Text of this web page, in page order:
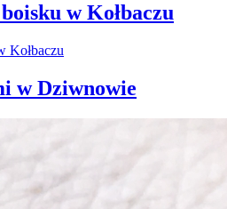
w Kołbaczu
w Dziwnowie